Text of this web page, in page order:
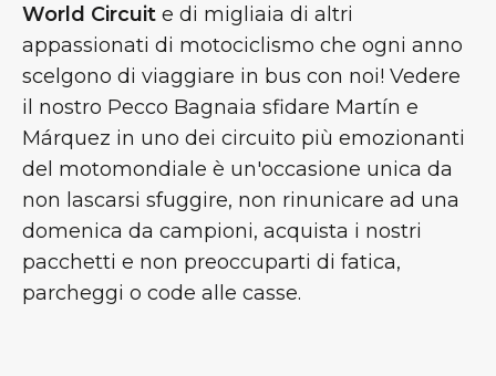
World Circuit e di migliaia di altri
appassionati di motociclismo che ogni anno
scelgono di viaggiare in bus con noi! Vedere
il nostro Pecco Bagnaia sfidare Martín e
Márquez in uno dei circuito più emozionanti
del motomondiale è un'occasione unica da
non lascarsi sfuggire, non rinunicare ad una
domenica da campioni, acquista i nostri
pacchetti e non preoccuparti di fatica,
parcheggi o code alle casse.